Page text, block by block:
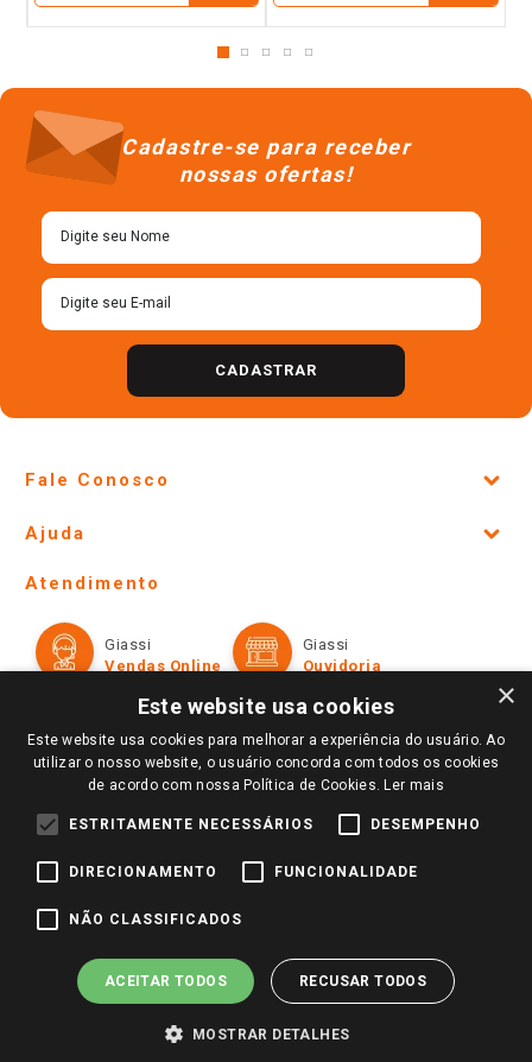
Cadastre-se para receber
nossas ofertas!
CADASTRAR
Fale Conosco
Lojas Físicas e Horários
Ofertas
Televendas
Perguntas frequentes
Trabalhe Conosco
Identidade Visual
Ajuda
Formas de Pagamento
Políticas de entrega
Trocas e Devoluções
Atendimento
Giassi
Vendas Online
Giassi
Ouvidoria
Redes Sociais
Pagamento e Segurança
×
Este website usa cookies
Este website usa cookies para melhorar a experiência do usuário. Ao
utilizar o nosso website, o usuário concorda com todos os cookies
de acordo com nossa Política de Cookies. Ler mais
ESTRITAMENTE NECESSÁRIOS DESEMPENHO
DIRECIONAMENTO FUNCIONALIDADE
NÃO CLASSIFICADOS
ACEITAR TODOS RECUSAR TODOS
MOSTRAR DETALHES